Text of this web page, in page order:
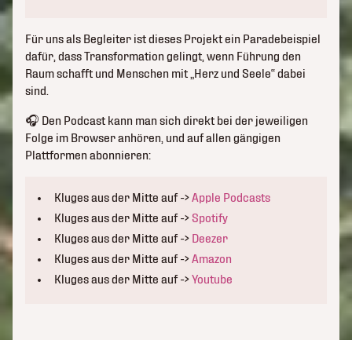
Für uns als Begleiter ist dieses Projekt ein Paradebeispiel
dafür, dass Transformation gelingt, wenn Führung den
Raum schafft und Menschen mit „Herz und Seele“ dabei
sind.
🎧 Den Podcast kann man sich direkt bei der jeweiligen
Folge im Browser anhören, und auf allen gängigen
Plattformen abonnieren:
Kluges aus der Mitte auf ->Apple Podcasts
Kluges aus der Mitte auf -> Spotify
Kluges aus der Mitte auf -> Deezer
Kluges aus der Mitte auf ->Amazon
Kluges aus der Mitte auf ->Youtube